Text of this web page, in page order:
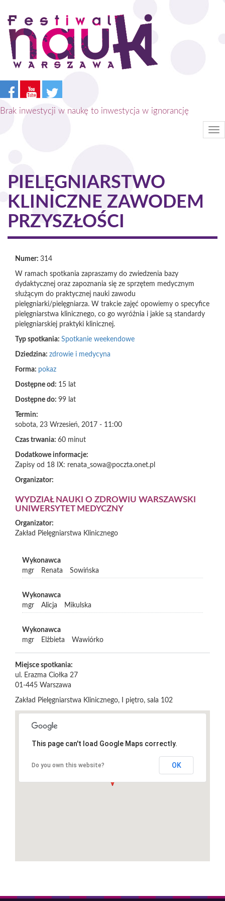
Przejdź
treści
Brak inwestycji w naukę to inwestycja w ignorancję
PIELĘGNIARSTWO
KLINICZNE ZAWODEM
PRZYSZŁOŚCI
Numer: 314
W ramach spotkania zapraszamy do zwiedzenia bazy
dydaktycznej oraz zapoznania się ze sprzętem medycznym
służącym do praktycznej nauki zawodu
pielęgniarki/pielęgniarza. W trakcie zajęć opowiemy o specyfice
pielęgniarstwa klinicznego, co go wyróżnia i jakie są standardy
pielęgniarskiej praktyki klinicznej.
Typ spotkania: Spotkanie weekendowe
Dziedzina: zdrowie i medycyna
Forma: pokaz
Dostępne od: 15 lat
Dostępne do: 99 lat
Termin:
sobota, 23 Wrzesień, 2017 - 11:00
Czas trwania: 60 minut
Dodatkowe informacje:
Zapisy od 18 IX: renata_sowa@poczta.onet.pl
Organizator:
WYDZIAŁ NAUKI O ZDROWIU WARSZAWSKI
UNIWERSYTET MEDYCZNY
Organizator:
Zakład Pielęgniarstwa Klinicznego
Wykonawca
mgr
Renata Sowińska
Wykonawca
mgr
Alicja Mikulska
Wykonawca
mgr
Elżbieta Wawiórko
Miejsce spotkania:
ul. Erazma Ciołka 27
01-445 Warszawa
Zakład Pielęgniarstwa Klinicznego, I piętro, sala 102
This page can't load Google Maps correctly.
Do you own this website? OK